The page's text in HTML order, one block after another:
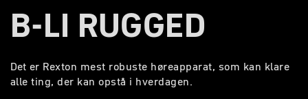
B-LI RUGGED
Det er Rexton mest robuste høreapparat, som kan klare
alle ting, der kan opstå i hverdagen.